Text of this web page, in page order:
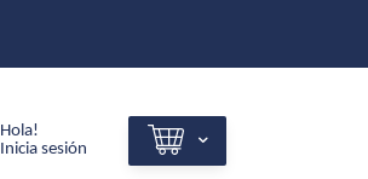
Hola!
Inicia sesión